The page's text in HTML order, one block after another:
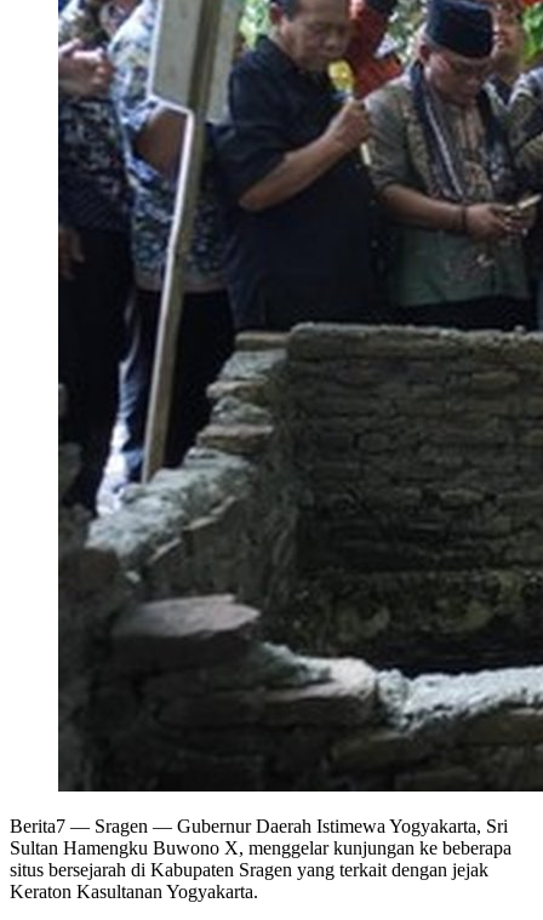
Berita7 — Sragen — Gubernur Daerah Istimewa Yogyakarta, Sri
Sultan Hamengku Buwono X, menggelar kunjungan ke beberapa
situs bersejarah di Kabupaten Sragen yang terkait dengan jejak
Keraton Kasultanan Yogyakarta.